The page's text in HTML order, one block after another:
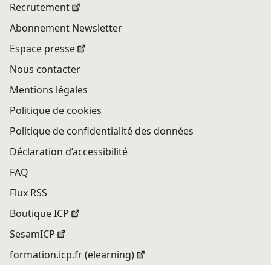
Recrutement
Abonnement Newsletter
Espace presse
Nous contacter
Mentions légales
Politique de cookies
Politique de confidentialité des données
Déclaration d’accessibilité
FAQ
Flux RSS
Boutique ICP
SesamICP
formation.icp.fr (elearning)